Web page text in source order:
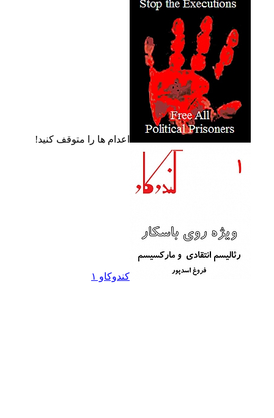
اعدام ها را متوقف کنيد!
کندوکاو ۱